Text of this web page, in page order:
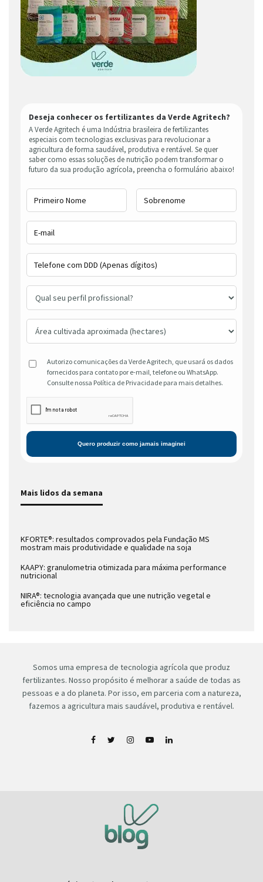
Deseja conhecer os fertilizantes da Verde Agritech?
A Verde Agritech é uma Indústria brasileira de fertilizantes
especiais com tecnologias exclusivas para revolucionar a
agricultura de forma saudável, produtiva e rentável. Se quer
saber como essas soluções de nutrição podem transformar o
futuro da sua produção agrícola, preencha o formulário abaixo!
Autorizo comunicações da Verde Agritech, que usará os dados
fornecidos para contato por e-mail, telefone ou WhatsApp.
Consulte nossa Política de Privacidade para mais detalhes.
Mais lidos da semana
KFORTE®: resultados comprovados pela Fundação MS
mostram mais produtividade e qualidade na soja
KAAPY: granulometria otimizada para máxima performance
nutricional
NIRA®: tecnologia avançada que une nutrição vegetal e
eficiência no campo
Somos uma empresa de tecnologia agrícola que produz
fertilizantes. Nosso propósito é melhorar a saúde de todas as
pessoas e a do planeta. Por isso, em parceria com a natureza,
fazemos a agricultura mais saudável, produtiva e rentável.